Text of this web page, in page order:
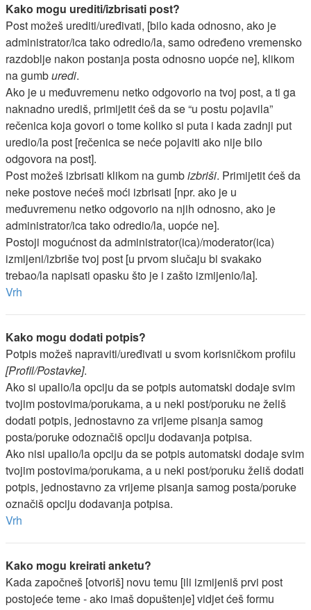
Kako mogu urediti/izbrisati post?
Post možeš urediti/uređivati, [bilo kada odnosno, ako je
administrator/ica tako odredio/la, samo određeno vremensko
razdoblje nakon postanja posta odnosno uopće ne], klikom
na gumburedi.
Ako je u međuvremenu netko odgovorio na tvoj post, a ti ga
naknadno urediš, primijetit ćeš da se “u postu pojavila”
rečenica koja govori o tome koliko si puta i kada zadnji put
uredio/la post [rečenica se neće pojaviti ako nije bilo
odgovora na post].
Post možeš izbrisati klikom na gumbizbriši. Primijetit ćeš da
neke postove nećeš moći izbrisati [npr. ako je u
međuvremenu netko odgovorio na njih odnosno, ako je
administrator/ica tako odredio/la, uopće ne].
Postoji mogućnost da administrator(ica)/moderator(ica)
izmijeni/izbriše tvoj post [u prvom slučaju bi svakako
trebao/la napisati opasku što je i zašto izmijenio/la].
Vrh
Kako mogu dodati potpis?
Potpis možeš napraviti/uređivati u svom korisničkom profilu
[Profil/Postavke].
Ako si upalio/la opciju da se potpis automatski dodaje svim
tvojim postovima/porukama, a u neki post/poruku ne želiš
dodati potpis, jednostavno za vrijeme pisanja samog
posta/poruke odoznačiš opciju dodavanja potpisa.
Ako nisi upalio/la opciju da se potpis automatski dodaje svim
tvojim postovima/porukama, a u neki post/poruku želiš dodati
potpis, jednostavno za vrijeme pisanja samog posta/poruke
označiš opciju dodavanja potpisa.
Vrh
Kako mogu kreirati anketu?
Kada započneš [otvoriš] novu temu [ili izmijeniš prvi post
postojeće teme - ako imaš dopuštenje] vidjet ćeš formu